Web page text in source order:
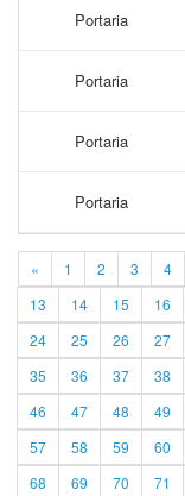
Portaria
Portaria
Portaria
Portaria
« 1 2 3 4
13
14 15 16
24
25 26 27
35
36 37 38
46
47 48 49
57
58 59 60
68
69 70 71